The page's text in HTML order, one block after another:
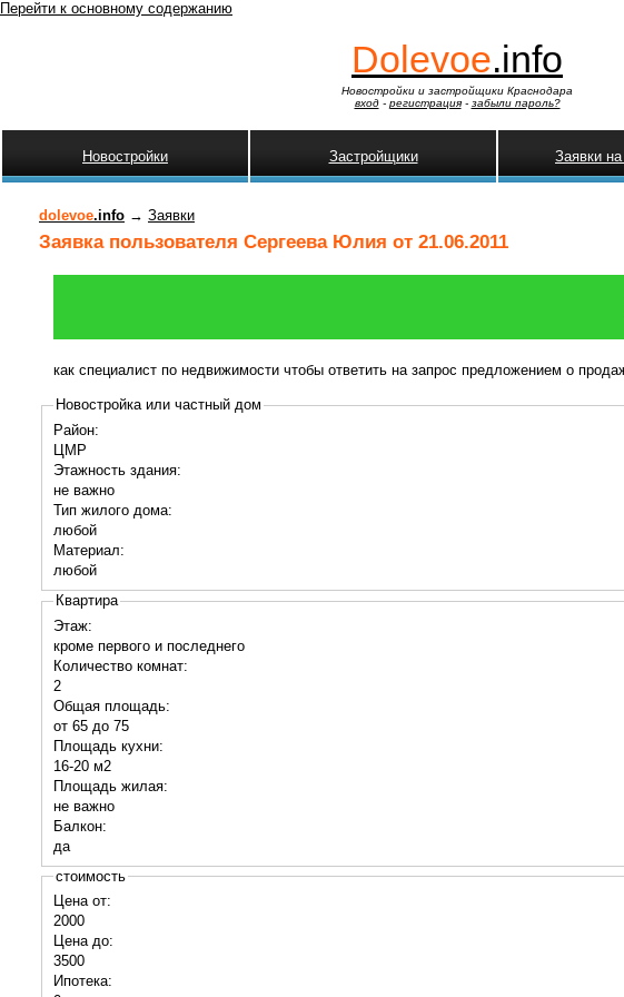
Перейти к основному содержанию
Dolevoe.info
Новостройки и застройщики Краснодара
вход- регистрация- забыли пароль?
Новостройки Застройщики Заявки
dolevoe.info → Заявки
Заявка пользователя Сергеева Юлия от 21.06.2011
как специалист по недвижимости чтобы ответить на запрос предложением о
Новостройка или частный дом
Район:
ЦМР
Этажность здания:
не важно
Тип жилого дома:
любой
Материал:
любой
Квартира
Этаж:
кроме первого и последнего
Количество комнат:
2
Общая площадь:
от 65 до 75
Площадь кухни:
16-20 м2
Площадь жилая:
не важно
Балкон:
да
стоимость
Цена от:
2000
Цена до:
3500
Ипотека: